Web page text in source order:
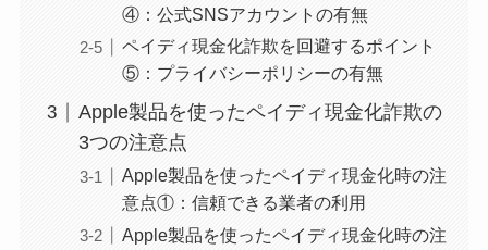
④：公式SNSアカウントの有無
ペイディ現金化詐欺を回避するポイント
⑤：プライバシーポリシーの有無
Apple製品を使ったペイディ現金化詐欺の
3つの注意点
Apple製品を使ったペイディ現金化時の注
意点①：信頼できる業者の利用
Apple製品を使ったペイディ現金化時の注